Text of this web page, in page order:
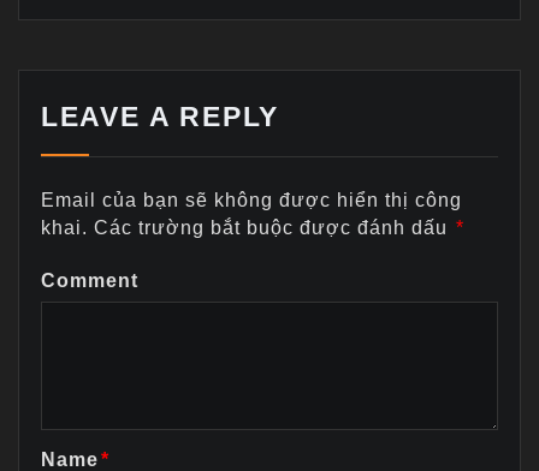
LEAVE A REPLY
Email của bạn sẽ không được hiển thị công
khai. Các trường bắt buộc được đánh dấu *
Comment
Name*